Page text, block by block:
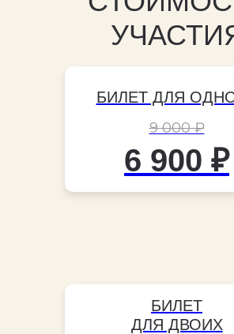
БИЛЕТ ДЛЯ
9 000 ₽
6 900 ₽
БИЛЕТ
ДЛЯ ДВОИХ